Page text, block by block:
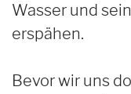
Wasser und
erspähen.
Bevor wir uns